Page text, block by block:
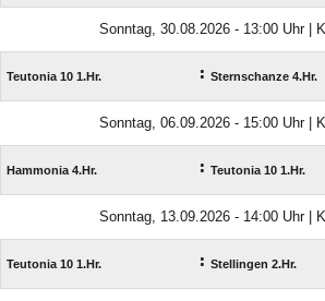
Sonntag, 30.08.2026 - 13:00 Uhr |
Teutonia 10 1.Hr. : Sternschanze 4.Hr.
Sonntag, 06.09.2026 - 15:00 Uhr |
Hammonia 4.Hr. : Teutonia 10 1.Hr.
Sonntag, 13.09.2026 - 14:00 Uhr |
Teutonia 10 1.Hr. : Stellingen 2.Hr.